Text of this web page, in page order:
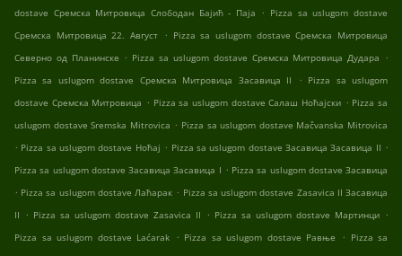
dostave Сремска Митровица Слободан Бајић - Паја
. Pizza sa uslugom dostave
Сремска Митровица 22. Август . Pizza sa uslugom dostave Сремска Митровица
Северно од Планинске . Pizza sa uslugom dostave Сремска Митровица Дудара .
Pizza sa uslugom dostave Сремска Митровица Засавица II
. Pizza sa uslugom
dostave Сремска Митровица . Pizza sa uslugom dostave Салаш Ноћајски . Pizza sa
uslugom dostave Sremska Mitrovica . Pizza sa uslugom dostave Mačvanska Mitrovica
. Pizza sa uslugom dostave Ноћај . Pizza sa uslugom dostave Засавица Засавица II .
Pizza sa uslugom dostave Засавица Засавица I . Pizza sa uslugom dostave Засавица
. Pizza sa uslugom dostave Лаћарак . Pizza sa uslugom dostave Zasavica II Засавица
II . Pizza sa uslugom dostave Zasavica II . Pizza sa uslugom dostave Мартинци .
Pizza sa uslugom dostave Laćarak . Pizza sa uslugom dostave Равње . Pizza sa